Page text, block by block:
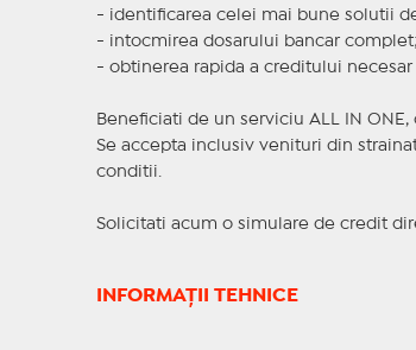
- identificarea celei mai bune solutii
- intocmirea dosarului bancar complet;
- obtinerea rapida a creditului necesar
Beneficiati de un serviciu ALL IN
Se accepta inclusiv venituri din
conditii.
Solicitati acum o simulare de credit
INFORMAȚII TEHNICE